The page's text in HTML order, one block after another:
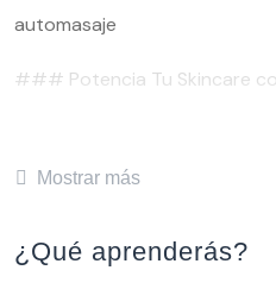
automasaje
### Potencia Tu Skincare
que adapta métodos
Mostrar más
¿Qué aprenderás?